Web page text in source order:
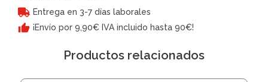
Entrega en 3-7 días laborales
¡Envío por 9,90€ IVA incluido hasta 90€!
Productos relacionados